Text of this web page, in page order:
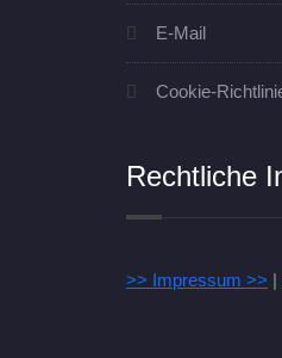
E-Mail
Cookie-
Rechtliche
>> Impressum >> |